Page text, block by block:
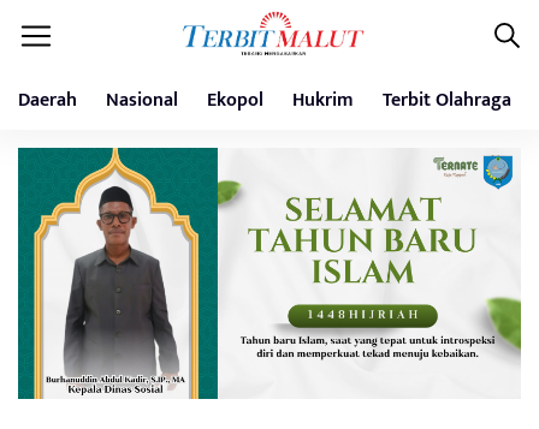
Daerah Nasional Ekopol Hukrim Terbit Olahraga